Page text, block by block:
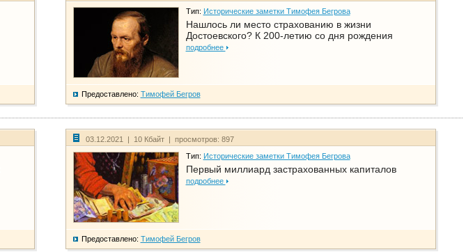
Тип: Исторические заметки Тимофея Бегрова
Нашлось ли место страхованию в жизни
Достоевского? К 200-летию со дня рождения
подробнее
Предоставлено: Тимофей Бегров
03.12.2021 | 10 Кбайт | просмотров: 897
Тип: Исторические заметки Тимофея Бегрова
Первый миллиард застрахованных капиталов
подробнее
Предоставлено: Тимофей Бегров